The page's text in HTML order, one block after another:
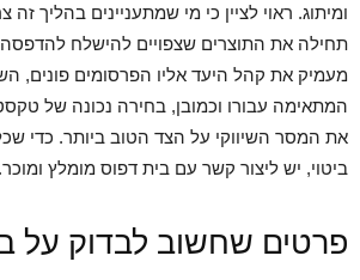
ומיתוג. ראוי לציין כי מי שמתעניינים בהליך זה
תחילה את התוצרים שצפויים להישלח
מעמיק את קהל היעד אליו הפרסומים פונים,
המתאימה עבורו וכמובן, בחירה נכונה של
את המסר השיווקי על הצד הטוב ביותר. כדי
ביטוי, יש ליצור קשר עם בית דפוס מומלץ ומוכר.
פרטים שחשוב לבדוק על